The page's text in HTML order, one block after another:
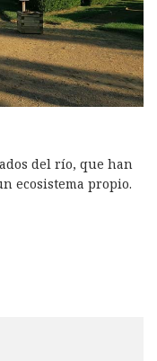
del río, que han
ecosistema propio.